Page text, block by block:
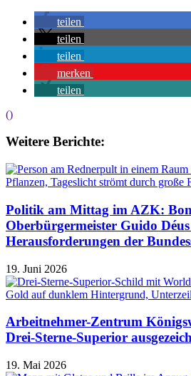
teilen
teilen
teilen
merken
teilen
()
Weitere Berichte:
Politik am Mittag im AZK:
Oberbürgermeister Guido
Herausforderungen der
19. Juni 2026
Arbeitnehmer-Zentrum
Drei-Sterne-Superior
19. Mai 2026